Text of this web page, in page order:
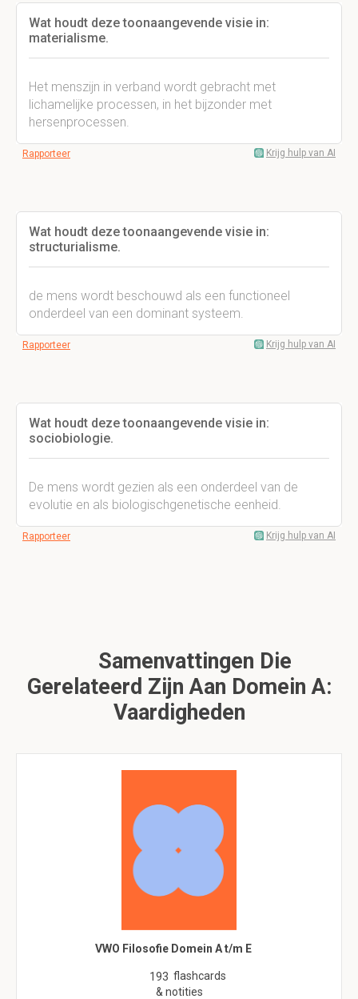
Wat houdt deze toonaangevende visie in:
materialisme.
Het menszijn in verband wordt gebracht met
lichamelijke processen, in het bijzonder met
hersenprocessen.
Rapporteer Krijg hulp van AI
Wat houdt deze toonaangevende visie in:
structurialisme.
de mens wordt beschouwd als een functioneel
onderdeel van een dominant systeem.
Rapporteer Krijg hulp van AI
Wat houdt deze toonaangevende visie in:
sociobiologie.
De mens wordt gezien als een onderdeel van de
evolutie en als biologischgenetische eenheid.
Rapporteer Krijg hulp van AI
Samenvattingen Die
Gerelateerd Zijn Aan Domein A:
Vaardigheden
VWO Filosofie Domein A t/m E
193 flashcards
& notities